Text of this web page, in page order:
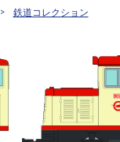
鉄道コレクション